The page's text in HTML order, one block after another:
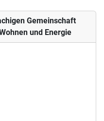
Gemeinschaft
und Energie